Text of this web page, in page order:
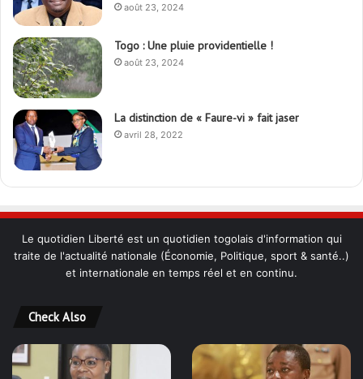
août 23, 2024
Togo : Une pluie providentielle !
août 23, 2024
La distinction de « Faure-vi » fait jaser
avril 28, 2022
Le quotidien Liberté est un quotidien togolais d'information qui
traite de l'actualité nationale (Économie, Politique, sport & santé..)
et internationale en temps réel et en continu.
Check Also